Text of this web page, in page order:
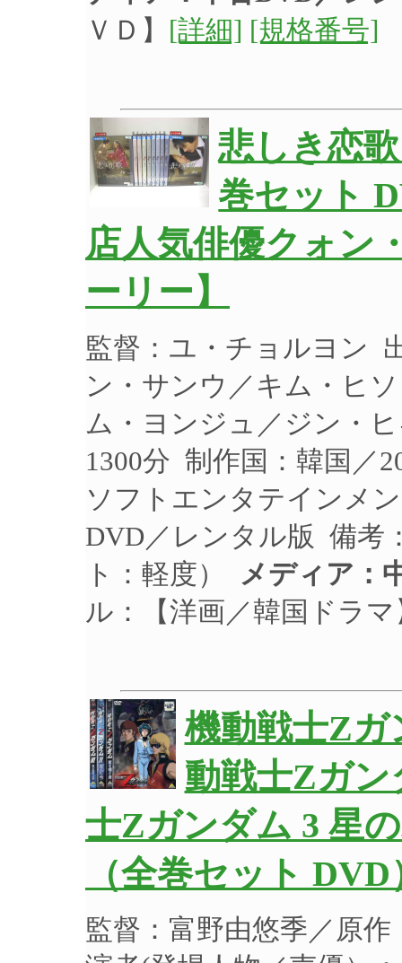
ＶＤ】 [詳細] [規格番号]
悲しき恋
巻セット
店人気俳優クォン
ーリー】
監督：ユ・チョルヨン
ン・サンウ／キム・ヒ
ム・ヨンジュ／ジン・
1300分 制作国：韓国／
ソフトエンタテインメ
DVD／レンタル版 備考
ト：軽度）
メディア：
ル：【洋画／韓国ドラマ
機動戦士Zガ
動戦士Zガン
士Zガンダム 3 星
（全巻セット
監督：富野由悠季／原